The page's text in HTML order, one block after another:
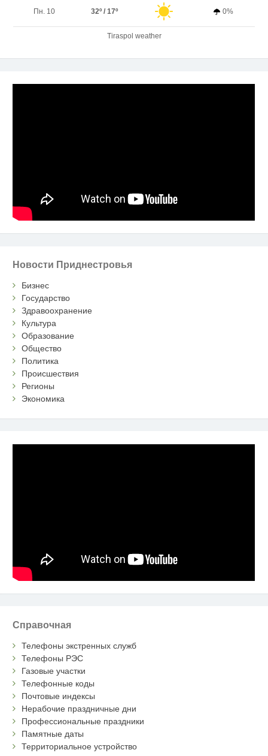
Пн. 10 32º / 17º 0%
Tiraspol weather
Новости Приднестровья
Бизнес
Государство
Здравоохранение
Культура
Образование
Общество
Политика
Происшествия
Регионы
Экономика
Справочная
Телефоны экстренных служб
Телефоны РЭС
Газовые участки
Телефонные коды
Почтовые индексы
Нерабочие праздничные дни
Профессиональные праздники
Памятные даты
Территориальное устройство